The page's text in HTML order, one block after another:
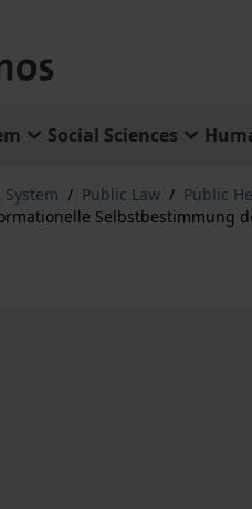
Social Sciences
System / Public Law / Public
Selbstbestimmung